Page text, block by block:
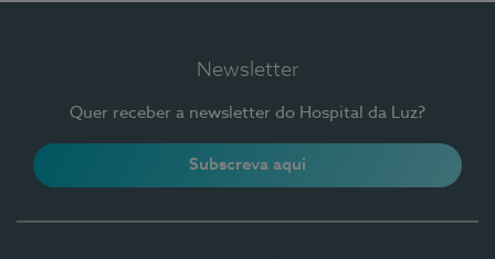
Newsletter
Quer receber a newsletter do Hospital da Luz?
Subscreva aqui